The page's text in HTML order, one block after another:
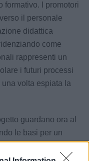
formativo. I promotori
il personale
didattica
come
rappresenti un
i futuri processi
volta espiata la
guardano ora al
le basi per un